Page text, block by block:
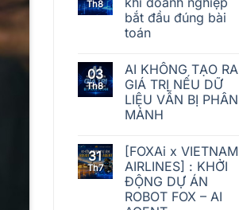
Th8
bắt đầu đúng bài
toán
03
Th8
AI KHÔNG TẠO RA
GIÁ TRỊ NẾU DỮ
LIỆU VẪN BỊ PHÂN
MẢNH
31
Th7
[FOXAi x VIETNAM
AIRLINES] : KHỞI
ĐỘNG DỰ ÁN
ROBOT FOX – AI